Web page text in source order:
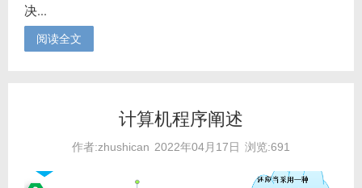
决...
阅读全文
计算机程序阐述
作者:zhushican 2022年04月17日 浏览:691